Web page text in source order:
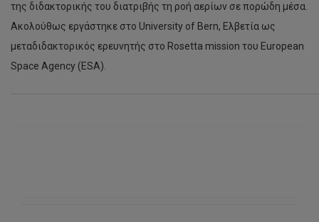
της διδακτορικής του διατριβής τη ροή αερίων σε πορώδη μέσα.
Ακολούθως εργάστηκε στο University of Bern, Ελβετία ως
μεταδιδακτορικός ερευνητής στο Rosetta mission του European
Space Agency (ESA).